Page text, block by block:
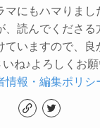
マにもハマりま
、読んでくださる
ていますので、良
ね♪よろしくお願
情報・編集ポリシ